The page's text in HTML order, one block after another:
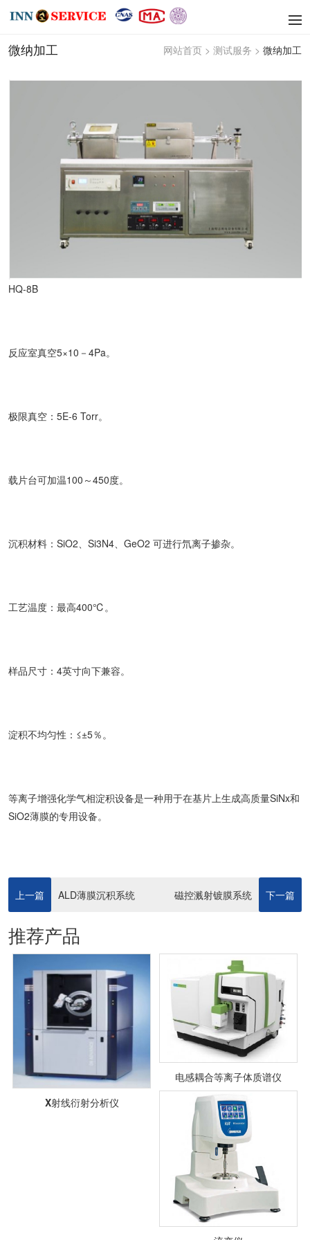
微纳加工 网站首页 > 测试服务 > 微纳加工
HQ-8B
反应室真空5×10－4Pa。
极限真空：5E-6 Torr。
载片台可加温100～450度。
沉积材料：SiO2、Si3N4、GeO2 可进行氘离子掺杂。
工艺温度：最高400℃。
样品尺寸：4英寸向下兼容。
淀积不均匀性：≤±5％。
等离子增强化学气相淀积设备是一种用于在基片上生成高质量SiNx和
SiO2薄膜的专用设备。
上一篇 ALD薄膜沉积系统 磁控溅射镀膜系统 下一篇
推荐产品
X射线衍射分析仪
电感耦合等离子体质谱仪